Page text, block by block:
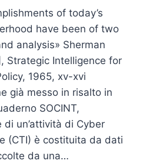
of today’s
have been of two
analysis» Sherman
Strategic Intelligence for
1965, xv-xvi
già messo in risalto in
SOCINT,
di un’attività di Cyber
(CTI) è costituita da dati
da una…